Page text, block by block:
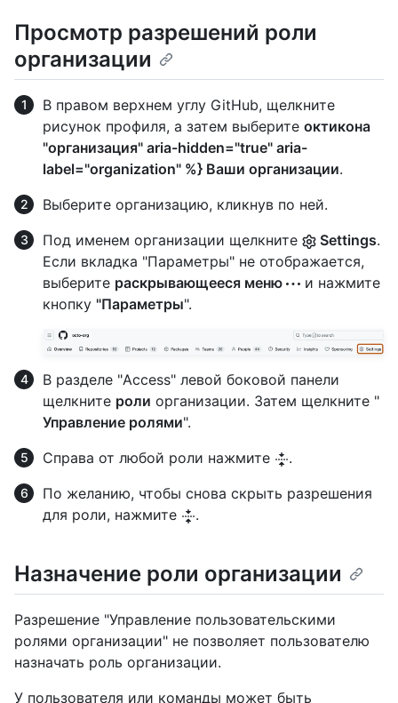
Просмотр разрешений роли
организации
В правом верхнем углу GitHub, щелкните
рисунок профиля, а затем выберите октикона
"организация" aria-hidden="true" aria-
label="organization" %} Ваши организации.
Выберите организацию, кликнув по ней.
Под именем организации щелкните
Settings.
Если вкладка "Параметры" не отображается,
выберите раскрывающееся меню
и нажмите
кнопку "Параметры".
В разделе "Access" левой боковой панели
щелкните роли организации. Затем щелкните "
Управление ролями".
Справа от любой роли нажмите
.
По желанию, чтобы снова скрыть разрешения
для роли, нажмите
.
Назначение роли организации
Разрешение "Управление пользовательскими
ролями организации" не позволяет пользователю
назначать роль организации.
У пользователя или команды может быть